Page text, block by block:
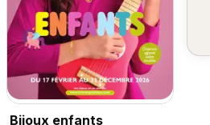
Bijoux enfants